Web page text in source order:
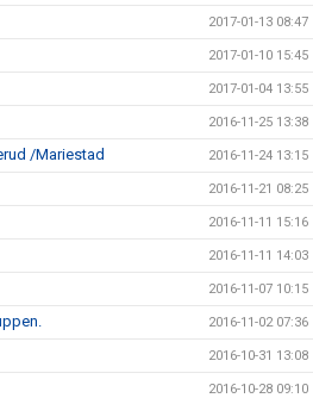
2017-01-13 08:47
2017-01-10 15:45
2017-01-04 13:55
2016-11-25 13:38
/Mariestad 2016-11-24 13:15
2016-11-21 08:25
2016-11-11 15:16
2016-11-11 14:03
2016-11-07 10:15
2016-11-02 07:36
2016-10-31 13:08
2016-10-28 09:10